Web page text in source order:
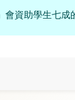
資助學生七成